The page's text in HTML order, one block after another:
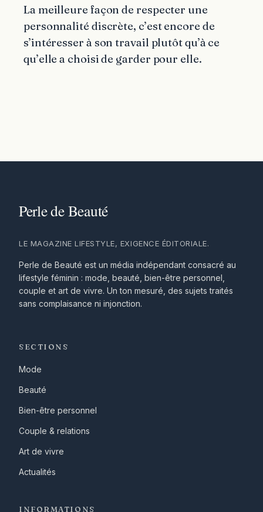
La meilleure façon de respecter une
personnalité discrète, c’est encore de
s’intéresser à son travail plutôt qu’à ce
qu’elle a choisi de garder pour elle.
LE MAGAZINE LIFESTYLE, EXIGENCE ÉDITORIALE.
Perle de Beauté est un média indépendant consacré au
lifestyle féminin : mode, beauté, bien-être personnel,
couple et art de vivre. Un ton mesuré, des sujets traités
sans complaisance ni injonction.
SECTIONS
Mode
Beauté
Bien-être personnel
Couple & relations
Art de vivre
Actualités
INFORMATIONS